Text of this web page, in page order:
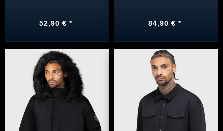
52,90 € * 84,90 € *